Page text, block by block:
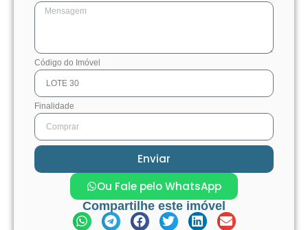
Código do Imóvel
Finalidade
Enviar
Ou Fale pelo WhatsApp
Compartilhe este imóvel